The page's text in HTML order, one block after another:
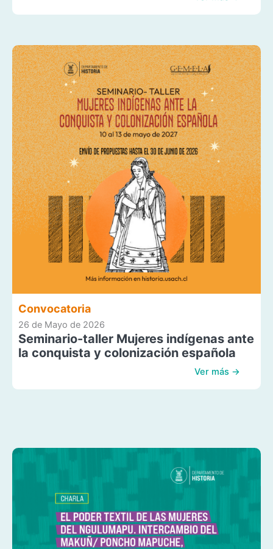
Convocatoria
26 de Mayo de 2026
Seminario-taller Mujeres indígenas ante
la conquista y colonización española
Ver más →